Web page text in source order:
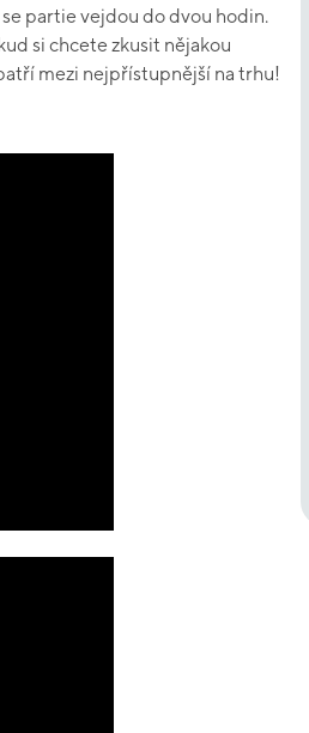
partie vejdou do dvou hodin.
si chcete zkusit nějakou
mezi nejpřístupnější na trhu!